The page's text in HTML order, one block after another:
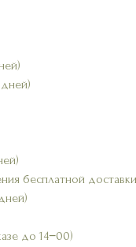
бесплатной
до 14−00)